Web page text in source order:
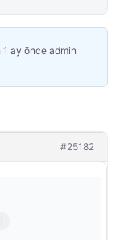
1 ay önce admin
#25182